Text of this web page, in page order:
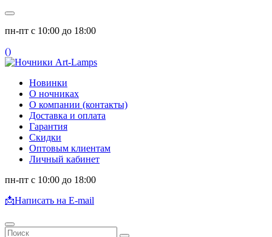
пн-пт с 10:00 до 18:00
()
Новинки
О ночниках
О компании (контакты)
Доставка и оплата
Гарантия
Скидки
Оптовым клиентам
Личный кабинет
пн-пт с 10:00 до 18:00
📩Написать на E-mail